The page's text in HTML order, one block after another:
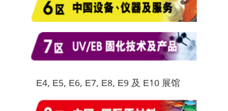
E4, E5, E6, E7, E8, E9 及 E10 展馆